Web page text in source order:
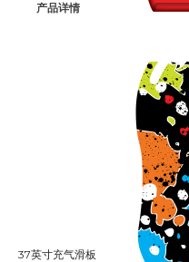
产品详情
37英寸充气滑板